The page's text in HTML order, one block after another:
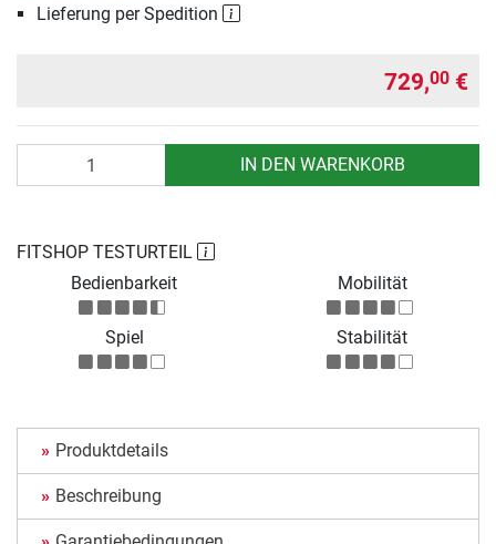
Lieferung per Spedition
729,00 €
IN DEN WARENKORB
FITSHOP TESTURTEIL
Bedienbarkeit
Mobilität
Spiel Stabilität
Produktdetails
Beschreibung